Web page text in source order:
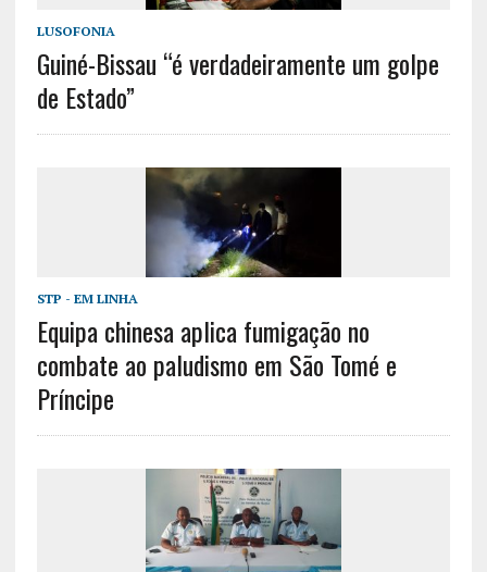
LUSOFONIA
Guiné-Bissau “é verdadeiramente um golpe
de Estado”
STP - EM LINHA
Equipa chinesa aplica fumigação no
combate ao paludismo em São Tomé e
Príncipe